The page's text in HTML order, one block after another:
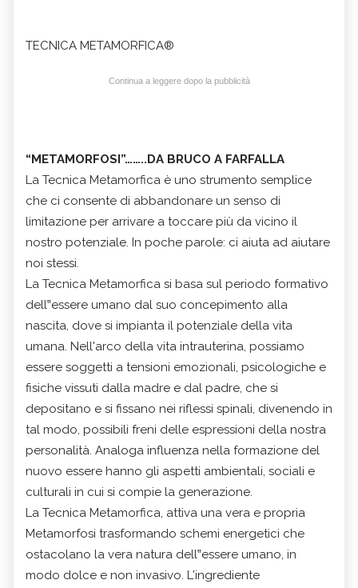
TECNICA METAMORFICA®
Continua a leggere dopo la pubblicità
“METAMORFOSI”……..DA BRUCO A FARFALLA
La Tecnica Metamorfica è uno strumento semplice
che ci consente di abbandonare un senso di
limitazione per arrivare a toccare più da vicino il
nostro potenziale. In poche parole: ci aiuta ad aiutare
noi stessi.
La Tecnica Metamorfica si basa sul periodo formativo
dell‟essere umano dal suo concepimento alla
nascita, dove si impianta il potenziale della vita
umana. Nell'arco della vita intrauterina, possiamo
essere soggetti a tensioni emozionali, psicologiche e
fisiche vissuti dalla madre e dal padre, che si
depositano e si fissano nei riflessi spinali, divenendo in
tal modo, possibili freni delle espressioni della nostra
personalità. Analoga influenza nella formazione del
nuovo essere hanno gli aspetti ambientali, sociali e
culturali in cui si compie la generazione.
La Tecnica Metamorfica, attiva una vera e propria
Metamorfosi trasformando schemi energetici che
ostacolano la vera natura dell‟essere umano, in
modo dolce e non invasivo. L'ingrediente